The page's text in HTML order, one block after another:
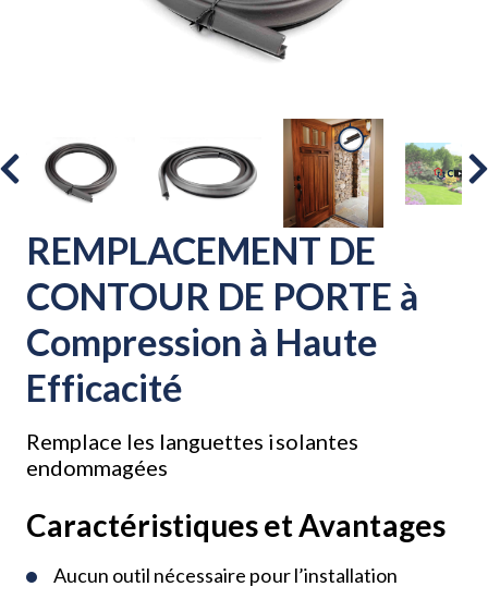
REMPLACEMENT DE
CONTOUR DE PORTE à
Compression à Haute
Efficacité
Remplace les languettes isolantes
endommagées
Caractéristiques et Avantages
Aucun outil nécessaire pour l’installation